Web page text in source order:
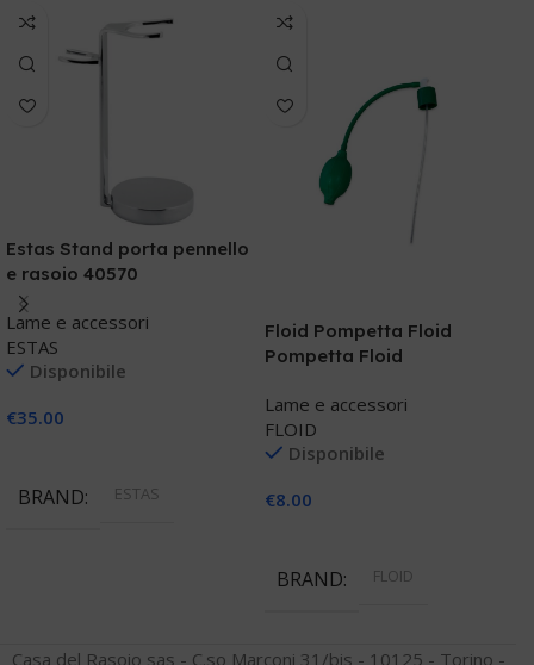
Estas Stand porta pennello
e rasoio 40570
Lame e accessori
ESTAS
Disponibile
€35.00
BRAND ESTAS
Floid Pompetta Floid
Pompetta Floid
Lame e accessori
FLOID
Disponibile
€8.00
BRAND FLOID
Casa del Rasoio sas - C.so Marconi 31/bis - 10125 - Torino -